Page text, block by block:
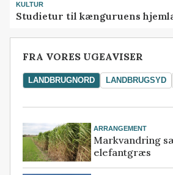
KULTUR
Studietur til kænguruens
FRA VORES UGEAVISER
LANDBRUGNORD LANDBRUGSYD
ARRANGEMENT
Markvandring
elefantgræs